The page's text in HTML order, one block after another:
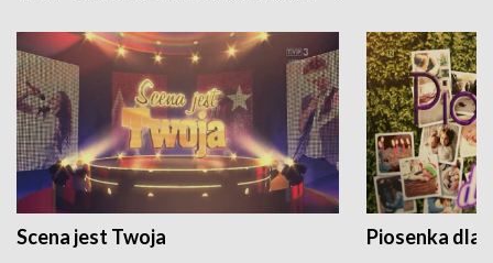
Scena jest Twoja Piosenka dla